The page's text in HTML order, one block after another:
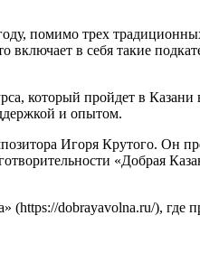
помимо трех
в себя такие
который пройдет в
и опытом.
Игоря Крутого. Он
«Добрая
dobrayavolna.ru/), где